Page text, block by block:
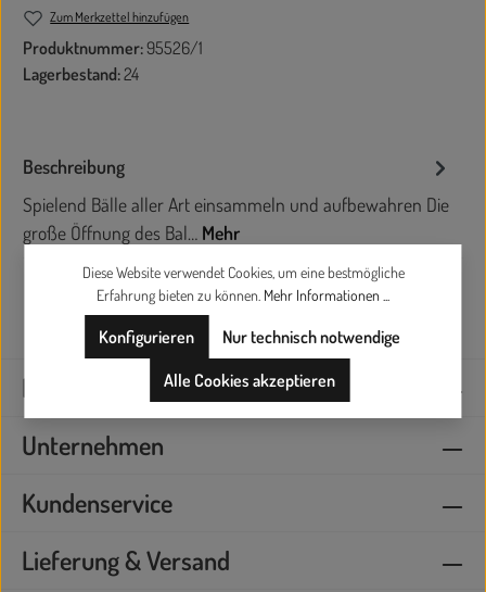
Zum Merkzettel hinzufügen
Produktnummer:95526/1
Lagerbestand:24
Beschreibung
Spielend Bälle aller Art einsammeln und aufbewahren Die
große Öffnung des Bal… Mehr
Kontaktieren Sie uns
Unternehmen
Kundenservice
Lieferung & Versand
Diese Website verwendet Cookies, um eine bestmögliche
Erfahrung bieten zu können. Mehr Informationen ...
Nur technisch notwendige
Konfigurieren
Alle Cookies akzeptieren